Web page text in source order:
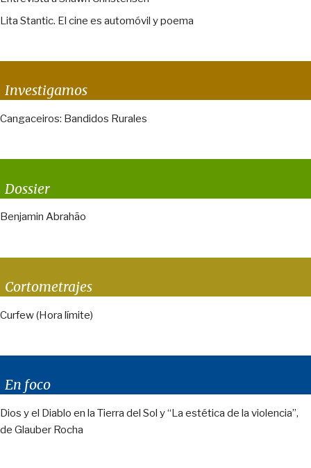
Lita Stantic. El cine es automóvil y poema
Investigamos
Cangaceiros: Bandidos Rurales
Dossier
Benjamin Abrahão
Cortometrajes
Curfew (Hora límite)
En foco
Dios y el Diablo en la Tierra del Sol y “La estética de la violencia”,
de Glauber Rocha